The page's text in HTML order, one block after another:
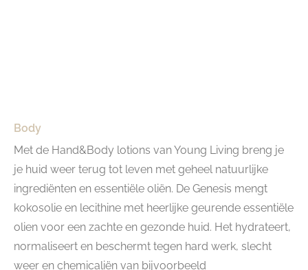
Body
Met de Hand&Body lotions van Young Living breng je
je huid weer terug tot leven met geheel natuurlijke
ingrediënten en essentiële oliën. De Genesis mengt
kokosolie en lecithine met heerlijke geurende essentiële
olien voor een zachte en gezonde huid. Het hydrateert,
normaliseert en beschermt tegen hard werk, slecht
weer en chemicaliën van bijvoorbeeld